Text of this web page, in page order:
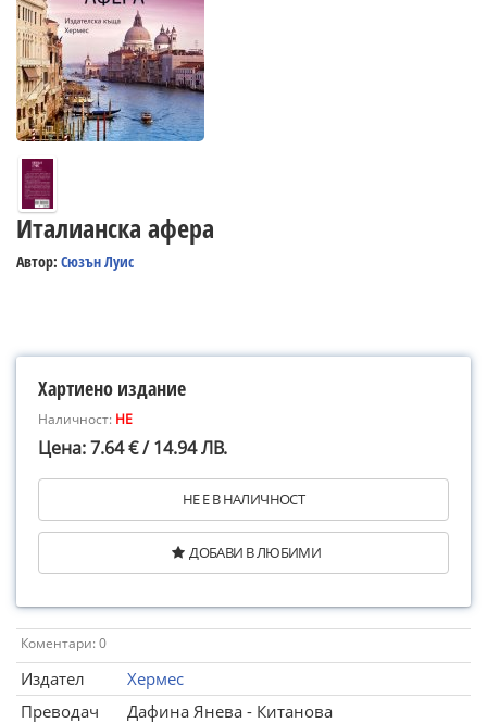
Италианска афера
Автор: Сюзън Луис
Хартиено издание
Наличност: НЕ
Цена: 7.64 € / 14.94 ЛВ.
НЕ Е В НАЛИЧНОСТ
ДОБАВИ В ЛЮБИМИ
Коментари: 0
Издател
Хермес
Преводач
Дафина Янева - Китанова